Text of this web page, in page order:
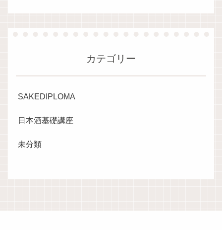
カテゴリー
SAKEDIPLOMA
日本酒基礎講座
未分類